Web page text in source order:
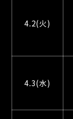
4.2(火)
4.3(水)